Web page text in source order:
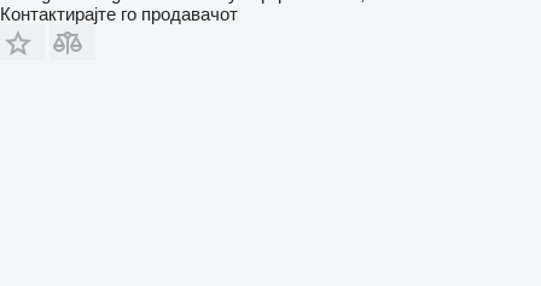
Контактирајте го продавачот